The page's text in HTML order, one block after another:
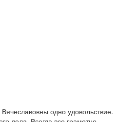
одно удовольствие.